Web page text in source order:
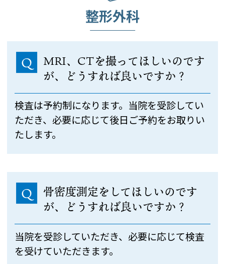
整形外科
Q
MRI、CTを撮ってほしいのです
が、どうすれば良いですか？
検査は予約制になります。当院を受診してい
ただき、必要に応じて後日ご予約をお取りい
たします。
Q
骨密度測定をしてほしいのです
が、どうすれば良いですか？
当院を受診していただき、必要に応じて検査
を受けていただきます。